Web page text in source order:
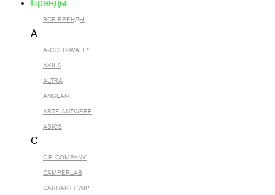
Бренды
ВСЕ БРЕНДЫ
A
A-COLD-WALL*
AKILA
ALTRA
ANGLAN
ARTE ANTWERP
ASICS
C
C.P. COMPANY
CAMPERLAB
CARHARTT WIP